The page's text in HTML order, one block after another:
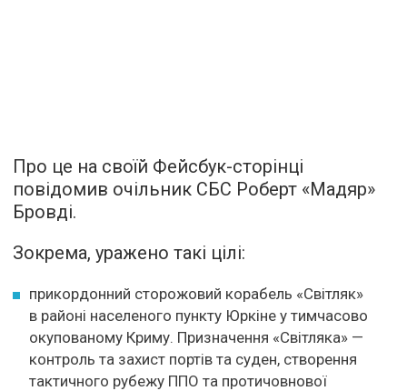
Про це на своїй Фейсбук-сторінці
повідомив очільник СБС Роберт «Мадяр»
Бровді.
Зокрема, уражено такі цілі:
прикордонний сторожовий корабель «Світляк»
в районі населеного пункту Юркіне у тимчасово
окупованому Криму. Призначення «Світляка» —
контроль та захист портів та суден, створення
тактичного рубежу ППО та протичовнової